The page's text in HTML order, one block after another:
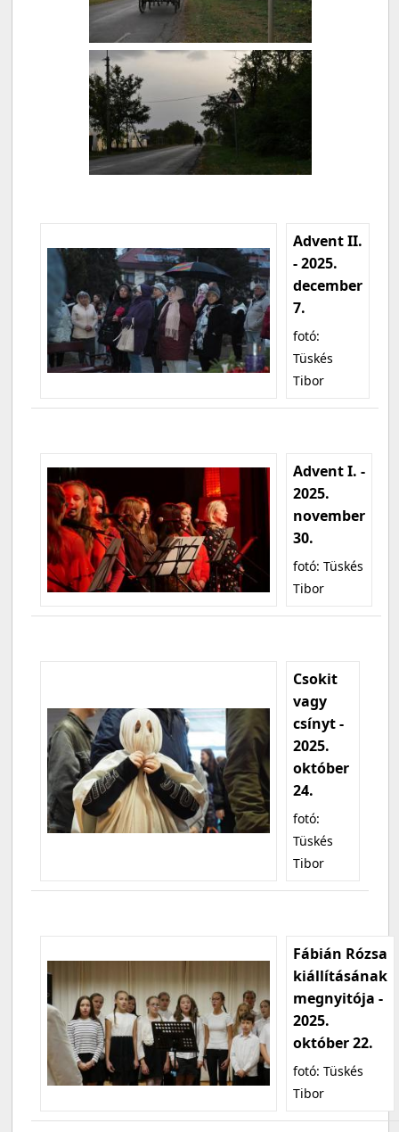
Advent II.
- 2025.
december
7.
fotó:
Tüskés
Tibor
Advent I. -
2025.
november
30.
fotó: Tüskés
Tibor
Csokit
vagy
csínyt -
2025.
október
24.
fotó:
Tüskés
Tibor
Fábián Rózsa
kiállításának
megnyitója -
2025.
október 22.
fotó: Tüskés
Tibor